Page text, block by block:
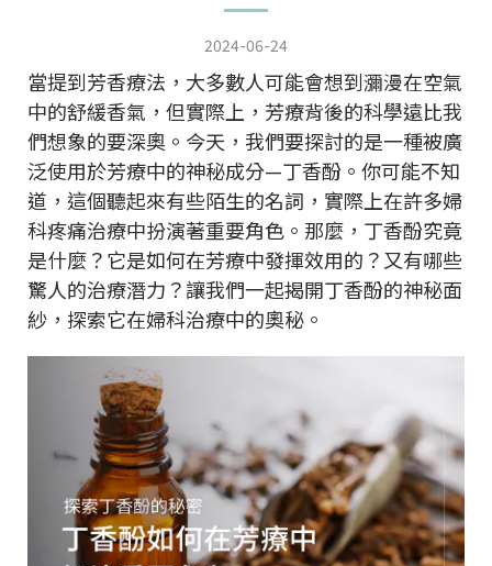
2024-06-24
當提到芳香療法，大多數人可能會想到瀰漫在空氣
中的舒緩香氣，但實際上，芳療背後的科學遠比我
們想象的要深奧。今天，我們要探討的是一種被廣
泛使用於芳療中的神秘成分—丁香酚。你可能不知
道，這個聽起來有些陌生的名詞，實際上在許多婦
科疼痛治療中扮演著重要角色。那麼，丁香酚究竟
是什麼？它是如何在芳療中發揮效用的？又有哪些
驚人的治療潛力？讓我們一起揭開丁香酚的神秘面
紗，探索它在婦科治療中的奧秘。